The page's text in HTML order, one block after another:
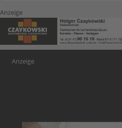
Anzeige
Anzeige